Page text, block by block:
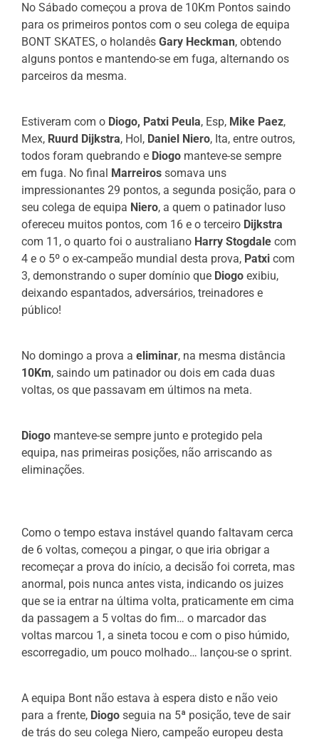
No Sábado começou a prova de 10Km Pontos saindo
para os primeiros pontos com o seu colega de equipa
BONT SKATES, o holandês Gary Heckman, obtendo
alguns pontos e mantendo-se em fuga, alternando os
parceiros da mesma.
Estiveram com o Diogo, Patxi Peula, Esp, Mike Paez,
Mex, Ruurd Dijkstra, Hol, Daniel Niero, Ita, entre outros,
todos foram quebrando e Diogo manteve-se sempre
em fuga. No final
Marreiros somava uns
impressionantes 29 pontos, a segunda posição, para o
seu colega de equipa Niero, a quem o patinador luso
ofereceu muitos pontos, com 16 e o terceiro Dijkstra
com 11, o quarto foi o australiano Harry Stogdale com
4 e o 5º o ex-campeão mundial desta prova, Patxi com
3, demonstrando o super domínio que Diogo exibiu,
deixando espantados, adversários, treinadores e
público!
No domingo a prova a eliminar, na mesma distância
10Km, saindo um patinador ou dois em cada duas
voltas, os que passavam em últimos na meta.
Diogo manteve-se sempre junto e protegido pela
equipa, nas primeiras posições, não arriscando as
eliminações.
Como o tempo estava instável quando faltavam cerca
de 6 voltas, começou a pingar, o que iria obrigar a
recomeçar a prova do início, a decisão foi correta, mas
anormal, pois nunca antes vista, indicando os juizes
que se ia entrar na última volta, praticamente em cima
da passagem a 5 voltas do fim… o marcador das
voltas marcou 1, a sineta tocou e com o piso húmido,
escorregadio, um pouco molhado… lançou-se o sprint.
A equipa Bont não estava à espera disto e não veio
para a frente, Diogo seguia na 5ª posição, teve de sair
de trás do seu colega Niero, campeão europeu desta